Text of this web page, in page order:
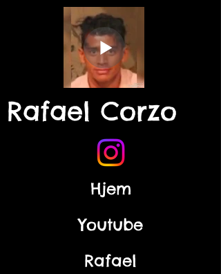
Rafael Corzo
Hjem
Youtube
Rafael